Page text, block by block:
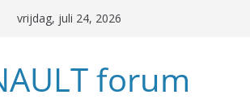
vrijdag, juli 24, 2026
forum